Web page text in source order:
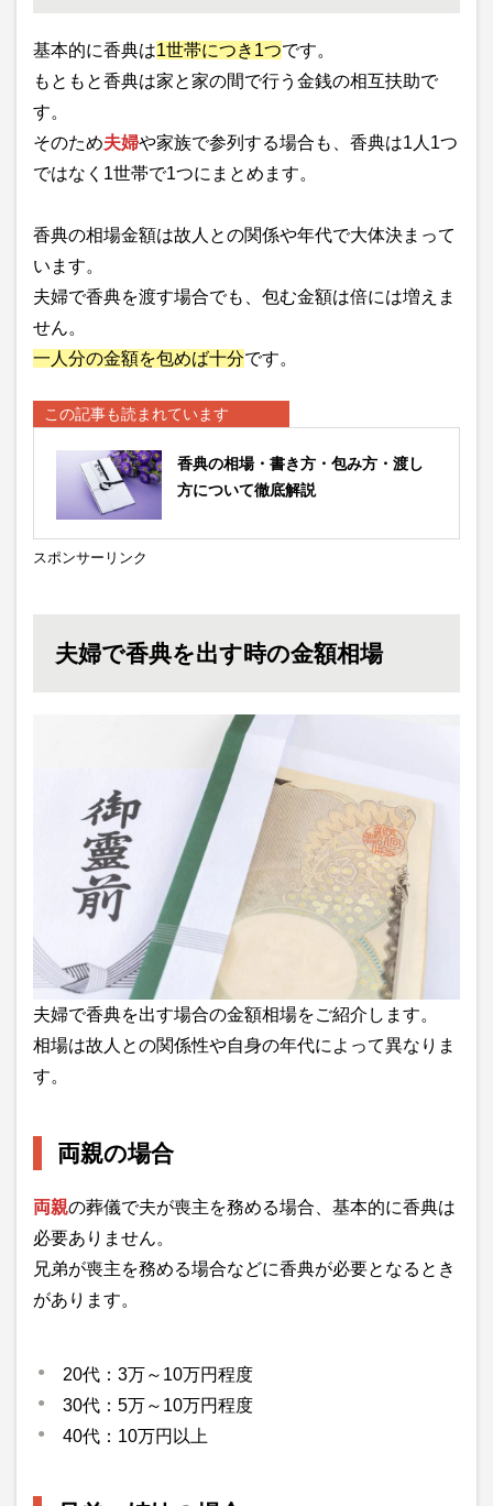
基本的に香典は1世帯につき1つです。
もともと香典は家と家の間で行う金銭の相互扶助で
す。
そのため夫婦や家族で参列する場合も、香典は1人1つ
ではなく1世帯で1つにまとめます。
香典の相場金額は故人との関係や年代で大体決まって
います。
夫婦で香典を渡す場合でも、包む金額は倍には増えま
せん。
一人分の金額を包めば十分です。
この記事も読まれています
香典の相場・書き方・包み方・渡し
方について徹底解説
スポンサーリンク
夫婦で香典を出す時の金額相場
夫婦で香典を出す場合の金額相場をご紹介します。
相場は故人との関係性や自身の年代によって異なりま
す。
両親の場合
両親の葬儀で夫が喪主を務める場合、基本的に香典は
必要ありません。
兄弟が喪主を務める場合などに香典が必要となるとき
があります。
20代：3万～10万円程度
30代：5万～10万円程度
40代：10万円以上